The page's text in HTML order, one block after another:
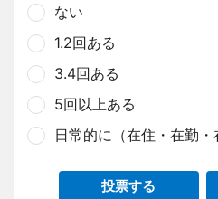
ない
1.2回ある
3.4回ある
5回以上ある
日常的に（在住・在勤・
投票する